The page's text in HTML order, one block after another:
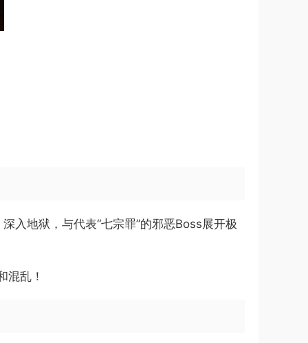
入地狱，与代表“七宗罪”的邪恶Boss展开极
混乱！